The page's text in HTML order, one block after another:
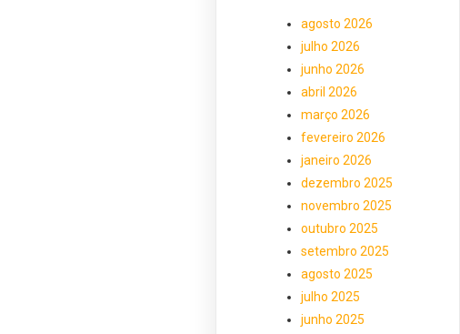
agosto 2026
julho 2026
junho 2026
abril 2026
março 2026
fevereiro 2026
janeiro 2026
dezembro 2025
novembro 2025
outubro 2025
setembro 2025
agosto 2025
julho 2025
junho 2025